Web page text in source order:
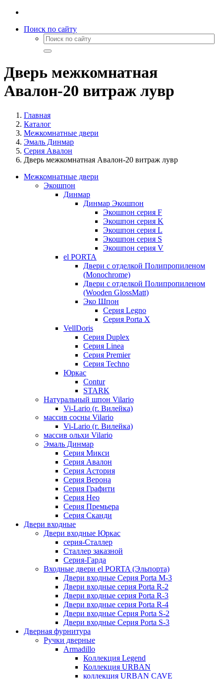
Поиск по сайту
Дверь межкомнатная
Авалон-20 витраж лувр
Главная
Каталог
Межкомнатные двери
Эмаль Динмар
Серия Авалон
Дверь межкомнатная Авалон-20 витраж лувр
Межкомнатные двери
Экошпон
Динмар
Динмар Экошпон
Экошпон серия F
Экошпон серия K
Экошпон серия L
Экошпон серия S
Экошпон серия V
el PORTA
Двери с отделкой Полипропиленом
(Monochrome)
Двери с отделкой Полипропиленом
(Wooden GlossMatt)
Эко Шпон
Серия Legno
Серия Porta X
VellDoris
Серия Duplex
Серия Linea
Серия Premier
Серия Techno
Юркас
Contur
STARK
Натуральный шпон Vilario
Vi-Lario (г. Вилейка)
массив сосны Vilario
Vi-Lario (г. Вилейка)
массив ольхи Vilario
Эмаль Динмар
Серия Микси
Серия Авалон
Серия Астория
Серия Верона
Серия Графити
Серия Нео
Серия Премьера
Серия Сканди
Двери входные
Двери входные Юркас
серия-Сталлер
Сталлер заказной
Серия-Гарда
Входные двери el PORTA (Эльпорта)
Двери входные Серия Porta M-3
Двери входные серия Porta R-2
Двери входные серия Porta R-3
Двери входные серия Porta R-4
Двери входные Серия Porta S-2
Двери входные Серия Porta S-3
Дверная фурнитура
Ручки дверные
Armadillo
Коллекция Legend
Коллекция URBAN
коллекция URBAN CAVE